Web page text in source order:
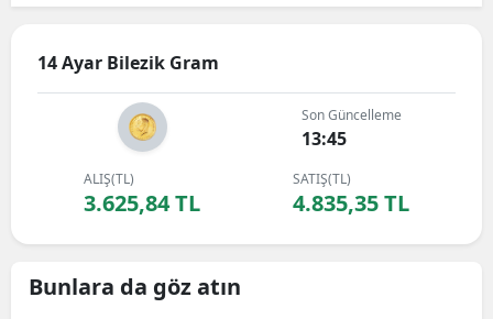
14 Ayar Bilezik Gram
Son Güncelleme
13:45
ALIŞ(TL)
3.625,84 TL
SATIŞ(TL)
4.835,35 TL
Bunlara da göz atın